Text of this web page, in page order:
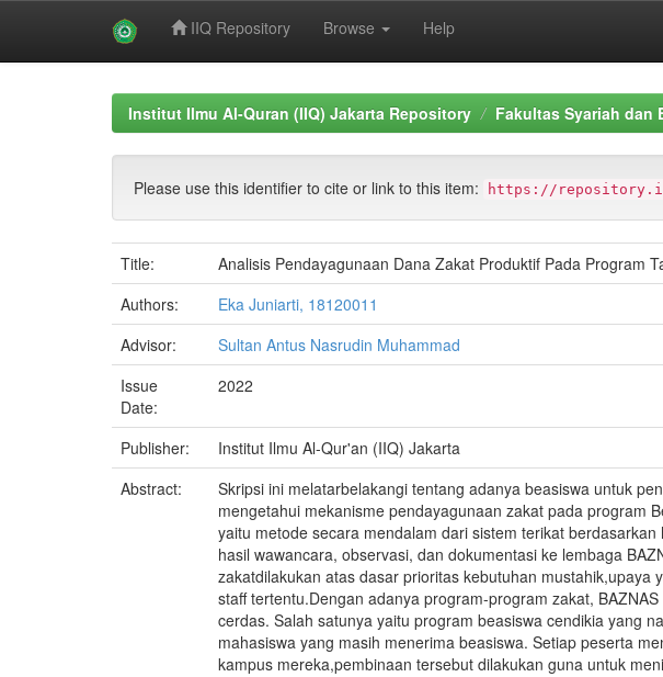
IIQ Repository Browse Help
Institut Ilmu Al-Quran (IIQ) Jakarta Repository Fakultas Syariah dan
Please use this identifier to cite or link to this item: https://
Title:
Analisis Pendayagunaan Dana Zakat Produktif Pada Program
Authors:
Eka Juniarti, 18120011
Advisor:
Sultan Antus Nasrudin Muhammad
Issue
Date:
2022
Publisher:
Institut Ilmu Al-Qur'an (IIQ) Jakarta
Abstract:
Skripsi ini melatarbelakangi tentang adanya beasiswa untuk
mengetahui mekanisme pendayagunaan zakat pada program
yaitu metode secara mendalam dari sistem terikat
hasil wawancara, observasi, dan dokumentasi ke lembaga
zakatdilakukan atas dasar prioritas kebutuhan
staff tertentu.Dengan adanya program-program zakat,
cerdas. Salah satunya yaitu program beasiswa cendikia yang
mahasiswa yang masih menerima beasiswa. Setiap peserta
kampus mereka,pembinaan tersebut dilakukan guna untuk